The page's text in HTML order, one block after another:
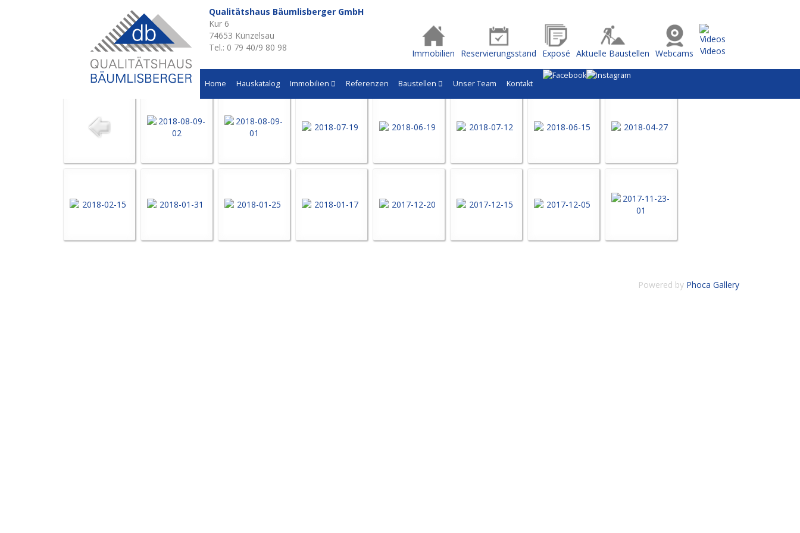
Qualitätshaus Bäumlisberger GmbH
Kur 6
74653 Künzelsau
Tel.: 0 79 40/9 80 98
Immobilien Reservierungsstand Exposé Aktuelle Baustellen Webcams Videos
Home Hauskatalog Immobilien Referenzen Baustellen Unser Team Kontakt
Aktuelle Baustellen - Q552
Einfamilienhaus in Lauda
Powered by Phoca Gallery